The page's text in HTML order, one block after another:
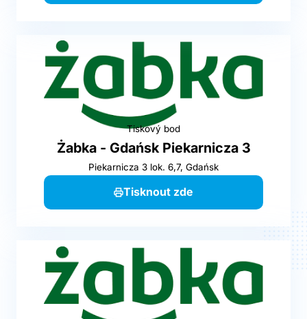
Tiskový bod
Żabka - Gdańsk Piekarnicza 3
Piekarnicza 3 lok. 6,7, Gdańsk
Tisknout zde